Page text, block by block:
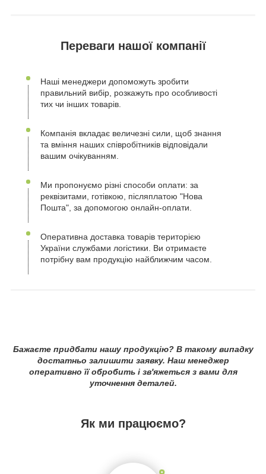
Переваги нашої компанії
Наші менеджери допоможуть зробити
правильний вибір, розкажуть про особливості
тих чи інших товарів.
Компанія вкладає величезні сили, щоб знання
та вміння наших співробітників відповідали
вашим очікуванням.
Ми пропонуємо різні способи оплати: за
реквізитами, готівкою, післяплатою "Нова
Пошта", за допомогою онлайн-оплати.
Оперативна доставка товарів територією
України службами логістики. Ви отримаєте
потрібну вам продукцію найближчим часом.
Бажаєте придбати нашу продукцію? В такому випадку
достатньо залишити заявку. Наш менеджер
оперативно її обробить і зв'яжеться з вами для
уточнення деталей.
Як ми працюємо?